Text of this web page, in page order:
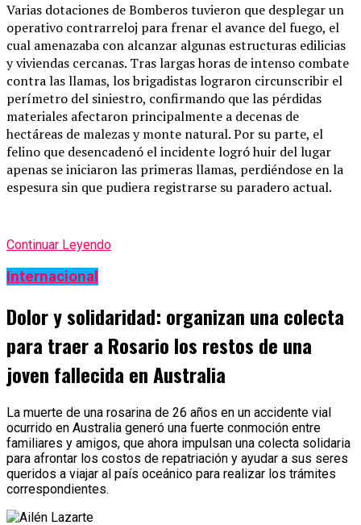
Varias dotaciones de Bomberos tuvieron que desplegar un
operativo contrarreloj para frenar el avance del fuego, el
cual amenazaba con alcanzar algunas estructuras edilicias
y viviendas cercanas. Tras largas horas de intenso combate
contra las llamas, los brigadistas lograron circunscribir el
perímetro del siniestro, confirmando que las pérdidas
materiales afectaron principalmente a decenas de
hectáreas de malezas y monte natural. Por su parte, el
felino que desencadenó el incidente logró huir del lugar
apenas se iniciaron las primeras llamas, perdiéndose en la
espesura sin que pudiera registrarse su paradero actual.
Continuar Leyendo
Internacional
Dolor y solidaridad: organizan una colecta
para traer a Rosario los restos de una
joven fallecida en Australia
La muerte de una rosarina de 26 años en un accidente vial
ocurrido en Australia generó una fuerte conmoción entre
familiares y amigos, que ahora impulsan una colecta solidaria
para afrontar los costos de repatriación y ayudar a sus seres
queridos a viajar al país oceánico para realizar los trámites
correspondientes.